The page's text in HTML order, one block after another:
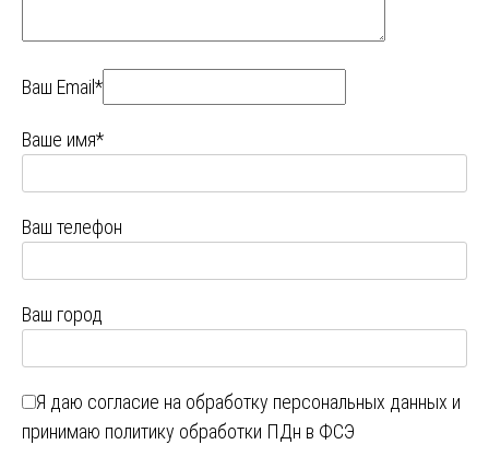
Ваш Email*
Ваше имя*
Ваш телефон
Ваш город
Я даю согласие на обработку персональных данных и
принимаю политику обработки ПДн в ФСЭ